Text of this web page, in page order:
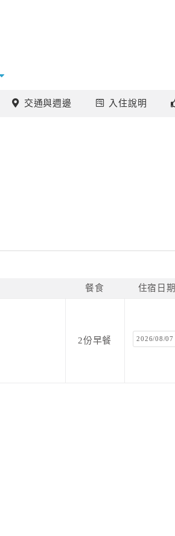
交通與週邊 入住說明
餐食 住宿日期
2份早餐 2026/08/07